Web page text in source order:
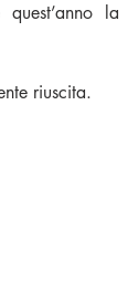
la
riuscita.